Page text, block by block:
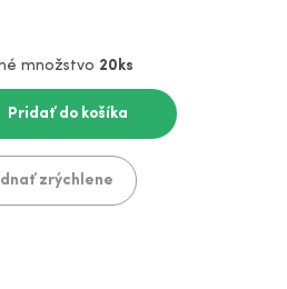
množstvo 20ks
Pridať do košíka
zrýchlene